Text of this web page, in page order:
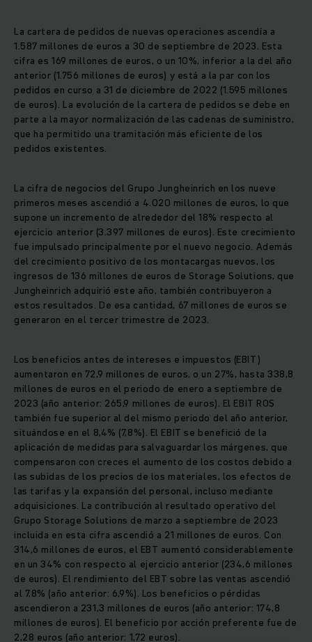
La cartera de pedidos de nuevas operaciones ascendía a
1.587 millones de euros a 30 de septiembre de 2023. Esta
cifra es 169 millones de euros, o un 10%, inferior a la del año
anterior (1.756 millones de euros) y está a la par con los
pedidos en curso a 31 de diciembre de 2022 (1.595 millones
de euros). La evolución de la cartera de pedidos se debe en
parte a la mayor normalización de las cadenas de suministro,
que ha permitido una tramitación más eficiente de los
pedidos existentes.
La cifra de negocios del Grupo Jungheinrich en los nueve
primeros meses ascendió a 4.020 millones de euros, lo que
supone un incremento de alrededor del 18% respecto al
ejercicio anterior (3.397 millones de euros). Este crecimiento
fue impulsado principalmente por el nuevo negocio. Además
del crecimiento positivo de los montacargas nuevos, los
ingresos de 136 millones de euros de Storage Solutions, que
Jungheinrich adquirió este año, también contribuyeron a
estos resultados. De esa cantidad, 67 millones de euros se
generaron en el tercer trimestre de 2023.
Los beneficios antes de intereses e impuestos (EBIT)
aumentaron en 72,9 millones de euros, o un 27%, hasta 338,8
millones de euros en el periodo de enero a septiembre de
2023 (año anterior: 265,9 millones de euros). El EBIT ROS
también fue superior al del mismo periodo del año anterior,
situándose en el 8,4% (7,8%). El EBIT se benefició de la
aplicación de medidas para salvaguardar los márgenes, que
compensaron con creces el aumento de los costos debido a
las subidas de los precios de los materiales, los efectos de
las tarifas y la expansión del personal, incluso mediante
adquisiciones. La contribución al resultado operativo del
Grupo Storage Solutions de marzo a septiembre de 2023
incluida en esta cifra ascendió a 21 millones de euros. Con
314,6 millones de euros, el EBT aumentó considerablemente
en un 34% con respecto al ejercicio anterior (234,6 millones
de euros). El rendimiento del EBT sobre las ventas ascendió
al 7,8% (año anterior: 6,9%). Los beneficios o pérdidas
ascendieron a 231,3 millones de euros (año anterior: 174,8
millones de euros). El beneficio por acción preferente fue de
2,28 euros (año anterior: 1,72 euros).